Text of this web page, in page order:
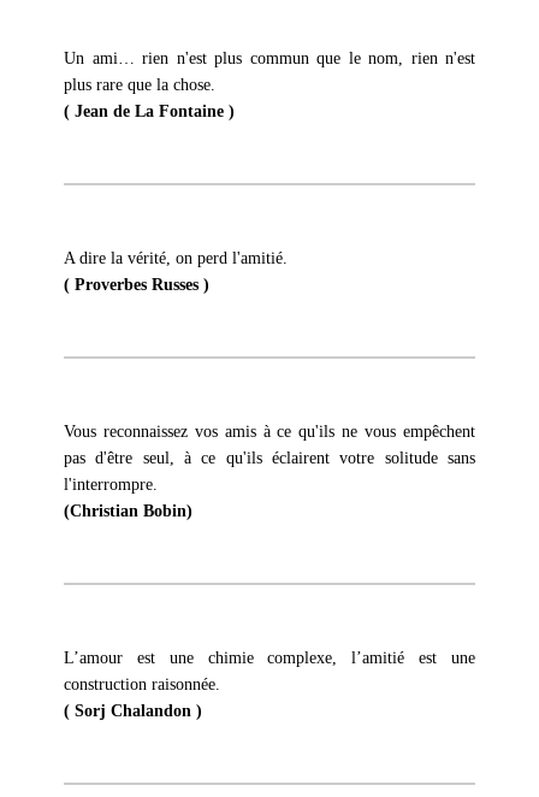
Un ami… rien n'est plus commun que le nom, rien n'est
plus rare que la chose.
( Jean de La Fontaine )
A dire la vérité, on perd l'amitié.
( Proverbes Russes )
Vous reconnaissez vos amis à ce qu'ils ne vous empêchent
pas d'être seul, à ce qu'ils éclairent votre solitude sans
l'interrompre.
(Christian Bobin)
L’amour est une chimie complexe, l’amitié est une
construction raisonnée.
( Sorj Chalandon )